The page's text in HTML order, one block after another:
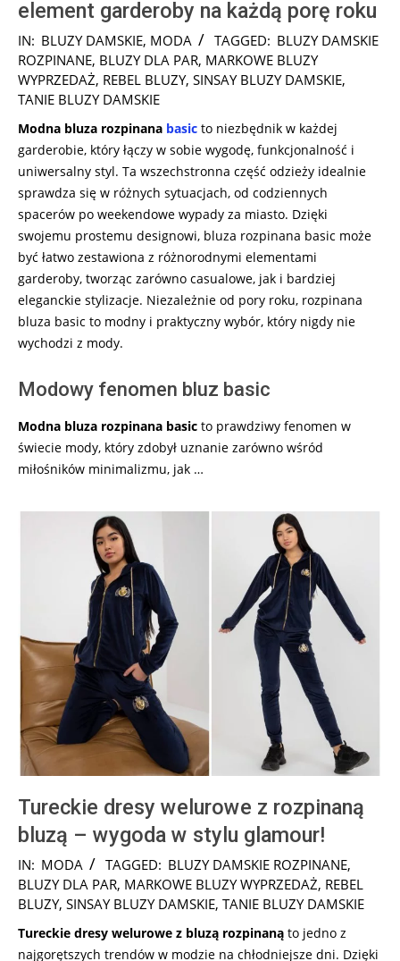
element garderoby na każdą porę roku
2024-
09-
06
IN: BLUZY DAMSKIE, MODA TAGGED: BLUZY DAMSKIE
ROZPINANE, BLUZY DLA PAR, MARKOWE BLUZY
WYPRZEDAŻ, REBEL BLUZY, SINSAY BLUZY DAMSKIE,
TANIE BLUZY DAMSKIE
Modna bluza rozpinana basic to niezbędnik w każdej
garderobie, który łączy w sobie wygodę, funkcjonalność i
uniwersalny styl. Ta wszechstronna część odzieży idealnie
sprawdza się w różnych sytuacjach, od codziennych
spacerów po weekendowe wypady za miasto. Dzięki
swojemu prostemu designowi, bluza rozpinana basic może
być łatwo zestawiona z różnorodnymi elementami
garderoby, tworząc zarówno casualowe, jak i bardziej
eleganckie stylizacje. Niezależnie od pory roku, rozpinana
bluza basic to modny i praktyczny wybór, który nigdy nie
wychodzi z mody.
Modowy fenomen bluz basic
Modna bluza rozpinana basic to prawdziwy fenomen w
świecie mody, który zdobył uznanie zarówno wśród
miłośników minimalizmu, jak …
Tureckie dresy welurowe z rozpinaną
bluzą – wygoda w stylu glamour!
2024-
09-
03
IN: MODA TAGGED: BLUZY DAMSKIE ROZPINANE,
BLUZY DLA PAR, MARKOWE BLUZY WYPRZEDAŻ, REBEL
BLUZY, SINSAY BLUZY DAMSKIE, TANIE BLUZY DAMSKIE
Tureckie dresy welurowe z bluzą rozpinaną to jedno z
najgorętszych trendów w modzie na chłodniejsze dni. Dzięki